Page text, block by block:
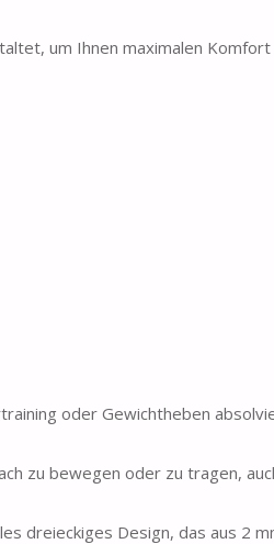
um Ihnen maximalen Komfort
oder Gewichtheben
zu bewegen oder zu tragen,
dreieckiges Design, das aus 2